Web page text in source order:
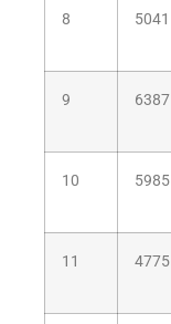
8 5041
9 6387
10 5985
11 4775